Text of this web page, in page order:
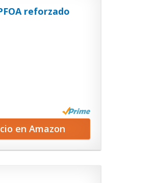
reforzado
en Amazon